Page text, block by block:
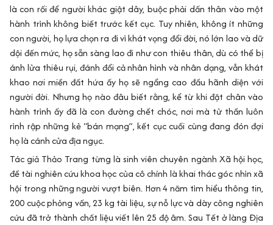
là con rối để người khác giật dây, buộc phải dấn thân vào một
hành trình không biết trước kết cục. Tuy nhiên, không ít những
con người, họ lựa chọn ra đi vì khát vọng đổi đời, nó lớn lao và dữ
dội đến mức, họ sẵn sàng lao đi như con thiêu thân, dù có thể bị
ánh lửa thiêu rụi, đánh đổi cả nhân hình và nhân dạng, vẫn khát
khao nơi miền đất hứa ấy họ sẽ ngẩng cao đầu hãnh diện với
người đời. Nhưng họ nào đâu biết rằng, kể từ khi đặt chân vào
hành trình ấy đã là con đường chết chóc, nơi mà tử thần luôn
rình rập những kẻ “bán mạng”, kết cục cuối cùng đang đón đợi
họ là cánh cửa địa ngục.
Tác giả Thảo Trang từng là sinh viên chuyên ngành Xã hội học,
đề tài nghiên cứu khoa học của cô chính là khai thác góc nhìn xã
hội trong những người vượt biên. Hơn 4 năm tìm hiểu thông tin,
200 cuộc phỏng vấn, 23 kg tài liệu, sự nỗ lực và dày công nghiên
cứu đã trở thành chất liệu viết lên 25 độ âm. Sau Tết ở làng Địa